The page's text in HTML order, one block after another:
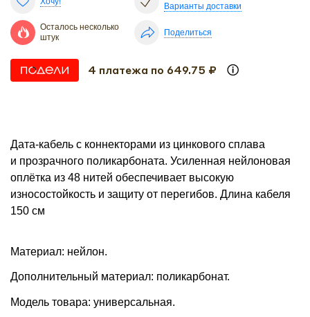
Варианты доставки
Осталось несколько
штук
Поделиться
4 платежа по 649.75 ₽
Дата-кабель с коннекторами из цинкового сплава
и прозрачного поликарбоната. Усиленная нейлоновая
оплётка из 48 нитей обеспечивает высокую
износостойкость и защиту от перегибов. Длина кабеля
150 см
Материал: нейлон.
Дополнительный материал: поликарбонат.
Модель товара: универсальная.